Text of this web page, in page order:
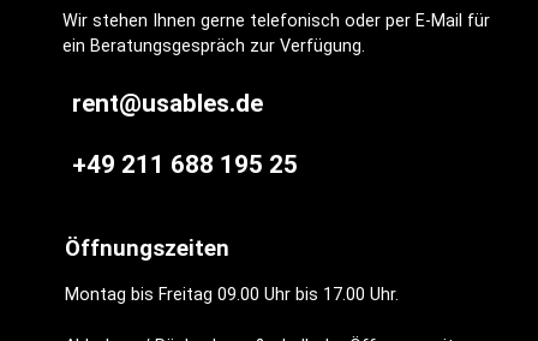
Wir stehen Ihnen gerne telefonisch oder per E-Mail für
ein Beratungsgespräch zur Verfügung.
rent@usables.de
+49 211 688 195 25
Öffnungszeiten
Montag bis Freitag 09.00 Uhr bis 17.00 Uhr.